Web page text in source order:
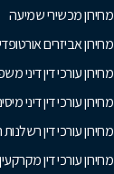
מחירון מכשירי שמיעה
מחירון אביזרים
מחירון עורכי דין דיני
מחירון עורכי דין דיני
מחירון עורכי דין
מחירון עורכי דין מקרקעין